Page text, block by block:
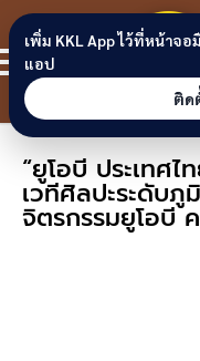
Skip to content
“ยูโอบี ประเทศ
เวทีศิลปะระดับภู
จิตรกรรมยูโอบี
เพิ่ม KKL App ไว้ที่หน้าจ
แอป
ติด